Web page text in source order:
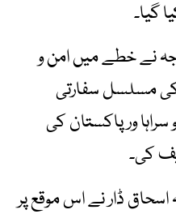
گیا۔
نے خطے میں امن و
مسلسل سفارتی
ور پاکستان کی
کی۔
اسحاق ڈار نے اس موقع پر